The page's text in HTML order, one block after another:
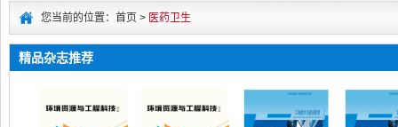
您当前的位置：首页 > 医药卫生
精品杂志推荐